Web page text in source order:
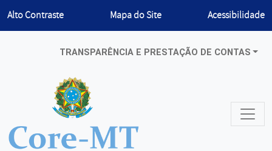
Habilitar
Alto Contraste Mapa do Site Acessibilidade
TRANSPARÊNCIA E PRESTAÇÃO DE CONTAS